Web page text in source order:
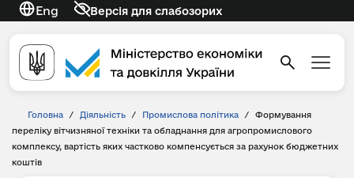
Eng Версія для слабозорих
Головна / Діяльність / Промислова політика /
Формування
переліку вітчизняної техніки та обладнання для агропромислового
комплексу, вартість яких частково компенсується за рахунок бюджетних
коштів